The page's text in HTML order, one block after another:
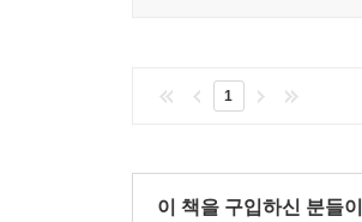
1
이 책을 구입하신 분들